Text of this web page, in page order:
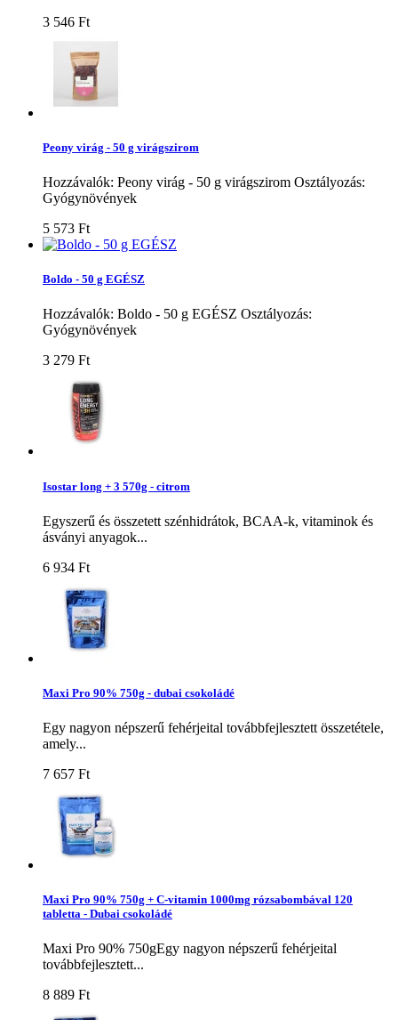
3 546 Ft‎
Peony virág - 50 g virágszirom
Hozzávalók: Peony virág - 50 g virágszirom Osztályozás:
Gyógynövények
5 573 Ft‎
Boldo - 50 g EGÉSZ
Hozzávalók: Boldo - 50 g EGÉSZ Osztályozás:
Gyógynövények
3 279 Ft‎
Isostar long + 3 570g - citrom
Egyszerű és összetett szénhidrátok, BCAA-k, vitaminok és
ásványi anyagok...
6 934 Ft‎
Maxi Pro 90% 750g - dubai csokoládé
Egy nagyon népszerű fehérjeital továbbfejlesztett összetétele,
amely...
7 657 Ft‎
Maxi Pro 90% 750g + C-vitamin 1000mg rózsabombával 120
tabletta - Dubai csokoládé
Maxi Pro 90% 750gEgy nagyon népszerű fehérjeital
továbbfejlesztett...
8 889 Ft‎